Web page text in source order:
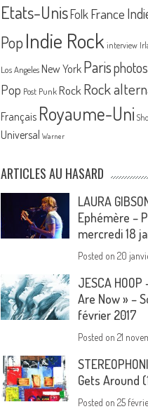
Etats-UnisFolk France
PopIndie Rock interview
Los Angeles New York Parisphotos
Pop Post Punk Rock Rock
Français Royaume-Uni
Universal Warner
ARTICLES AU HASARD
LAURA
Ephémère –
mercredi 18
Posted on20
JESCA
Are Now » –
février 2017
Posted on21
Gets Around
Posted on25